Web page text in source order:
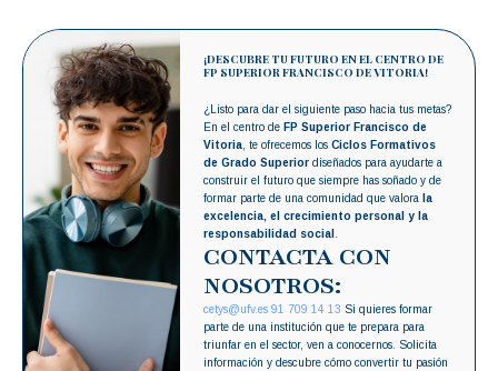
¡DESCUBRE TU FUTURO EN EL CENTRO DE
FP SUPERIOR FRANCISCO DE VITORIA!
¿Listo para dar el siguiente paso hacia tus metas?
En el centro de FP Superior Francisco de
Vitoria, te ofrecemos losCiclos Formativos
de Grado Superior diseñados para ayudarte a
construir el futuro que siempre has soñado y de
formar parte de una comunidad que valora la
excelencia, el crecimiento personal y la
responsabilidad social .
CONTACTA CON
NOSOTROS:
cetys@ufv.es 91 709 14 13 Si quieres formar
parte de una institución que te prepara para
triunfar en el sector, ven a conocernos. Solicita
información y descubre cómo convertir tu pasión